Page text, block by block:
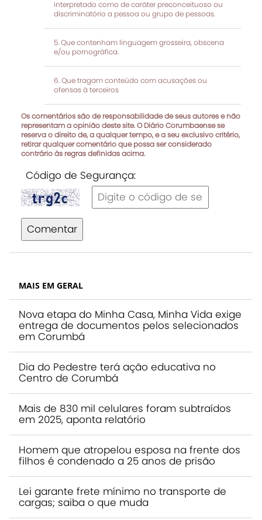
interpretado como de caráter preconceituoso ou
discriminatório a pessoa ou grupo de pessoas.
Que contenham linguagem grosseira, obscena
e/ou pornográfica.
Que tragam conteúdo com acusações ou
ofensas à terceiros
Os comentários são de responsabilidade de seus autores e não
representam a opinião deste site. O Diário Corumbaense se
reserva o direito de, a qualquer tempo, e a seu exclusivo critério,
retirar qualquer comentário que possa ser considerado
contrário às regras definidas acima.
Código de Segurança:
Comentar
MAIS EM GERAL
Nova etapa do Minha Casa, Minha Vida exige
entrega de documentos pelos selecionados
em Corumbá
Dia do Pedestre terá ação educativa no
Centro de Corumbá
Mais de 830 mil celulares foram subtraídos
em 2025, aponta relatório
Homem que atropelou esposa na frente dos
filhos é condenado a 25 anos de prisão
Lei garante frete mínimo no transporte de
cargas; saiba o que muda